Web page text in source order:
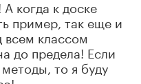
когда к доске
пример, так еще и
классом
до предела! Если
то я буду